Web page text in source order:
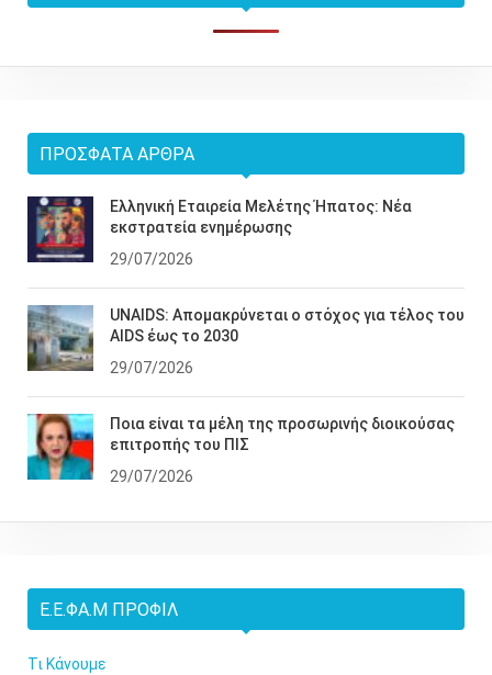
ΠΡΌΣΦΑΤΑ ΆΡΘΡΑ
Ελληνική Εταιρεία Μελέτης Ήπατος: Νέα
εκστρατεία ενημέρωσης
29/07/2026
UNAIDS: Απομακρύνεται ο στόχος για τέλος του
AIDS έως το 2030
29/07/2026
Ποια είναι τα μέλη της προσωρινής διοικούσας
επιτροπής του ΠΙΣ
29/07/2026
Ε.Ε.ΦΑ.Μ ΠΡΟΦΊΛ
Τι Κάνουμε